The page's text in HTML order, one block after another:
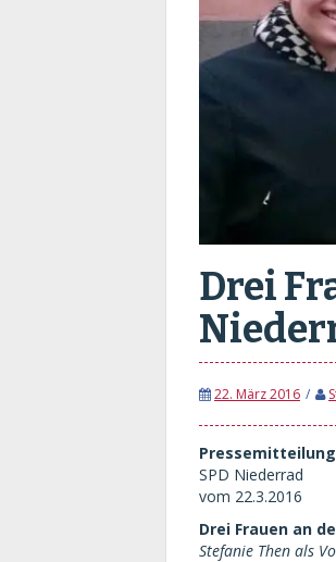
Drei
22. März 2016
Pressemitteilung
SPD Niederrad
vom 22.3.2016
Drei Frauen an
Stefanie Then als